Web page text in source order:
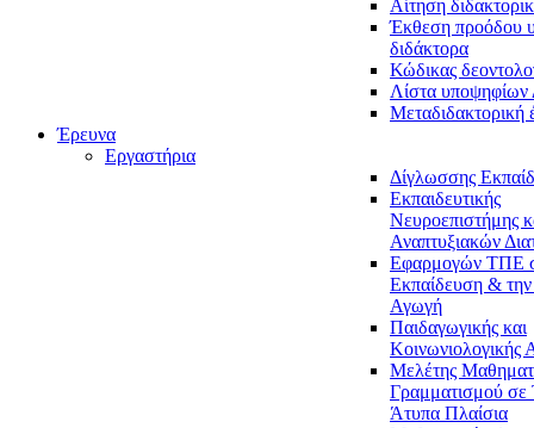
Αίτηση
Έκθεση προόδου
διδάκτορα
Κώδικας
Λίστα υποψηφίων
Μεταδιδακτορική
Έρευνα
Εργαστήρια
Δίγλωσσης
Εκπαιδευτικής
Νευροεπιστήμης
Αναπτυξιακών
Εφαρμογών ΤΠΕ
Εκπαίδευση & την
Αγωγή
Παιδαγωγικής και
Κοινωνιολογικής
Μελέτης
Γραμματισμού σε
Άτυπα Πλαίσια